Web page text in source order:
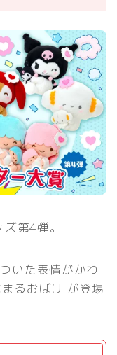
第4弾。
いた表情がかわ
るおばけ が登場